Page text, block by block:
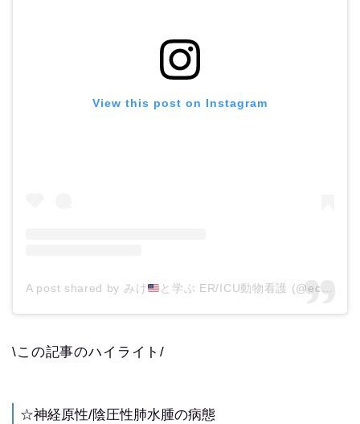
View this post on Instagram
A post shared by みけ と学ぶ ER/ICU動物看護 (@eccvet_mike)
\この記事のハイライト/
☆神経原性/陰圧性肺水腫の病態